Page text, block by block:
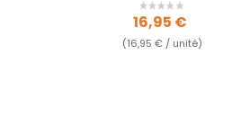
Prix
16,95 €
(16,95 € / unité)